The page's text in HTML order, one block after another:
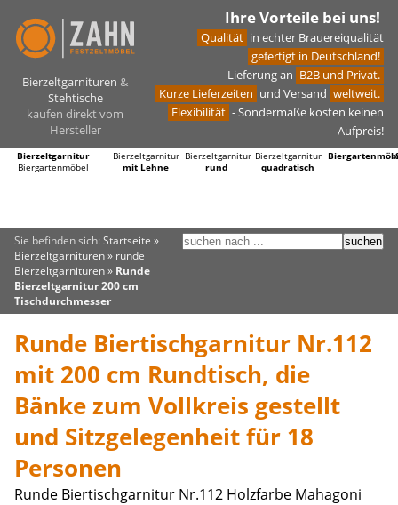
Bierzeltgarnituren &
Stehtische
kaufen direkt vom
Hersteller
Ihre Vorteile bei uns!
Qualität in echter Brauereiqualität
gefertigt in Deutschland!
Lieferung an B2B und Privat.
Kurze Lieferzeiten und Versand weltweit.
Flexibilität - Sondermaße kosten keinen
Aufpreis!
Bierzeltgarnitur
Biergartenmöbel
Bierzeltgarnitur
mit Lehne
Bierzeltgarnitur
rund
Bierzeltgarnitur
quadratisch
Sie befinden sich: Startseite »
Bierzeltgarnituren» runde
Bierzeltgarnituren» Runde
Bierzeltgarnitur 200 cm
Tischdurchmesser
Runde Biertischgarnitur Nr.112
mit 200 cm Rundtisch, die
Bänke zum Vollkreis gestellt
und Sitzgelegenheit für 18
Personen
Runde Biertischgarnitur Nr.112 Holzfarbe Mahagoni